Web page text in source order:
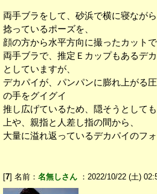
両手ブラをして、砂浜で横に寝なが
捻っているポーズを、
顔の方から水平方向に撮ったカットで
両手ブラで、推定Ｅカップもあるデ
としていますが、
デカパイが、パンパンに膨れ上がる
の手をグイグイ
推し広げているため、隠そうとして
上や、親指と人差し指の間から、
大量に溢れ返っているデカパイのフ
[7] 名前： 名無しさん ：2022/10/22 (土)